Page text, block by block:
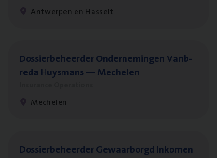
Antwerpen en Hasselt
Dos­sier­be­heer­der Onder­ne­min­gen Van­b­
re­da Huys­mans — Mechelen
Mechelen
Dos­sier­be­heer­der Gewaar­borgd Inkomen